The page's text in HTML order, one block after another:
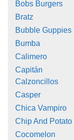
Bobs Burgers
Bratz
Bubble Guppies
Bumba
Calimero
Capitán
Calzoncillos
Casper
Chica Vampiro
Chip And Potato
Cocomelon